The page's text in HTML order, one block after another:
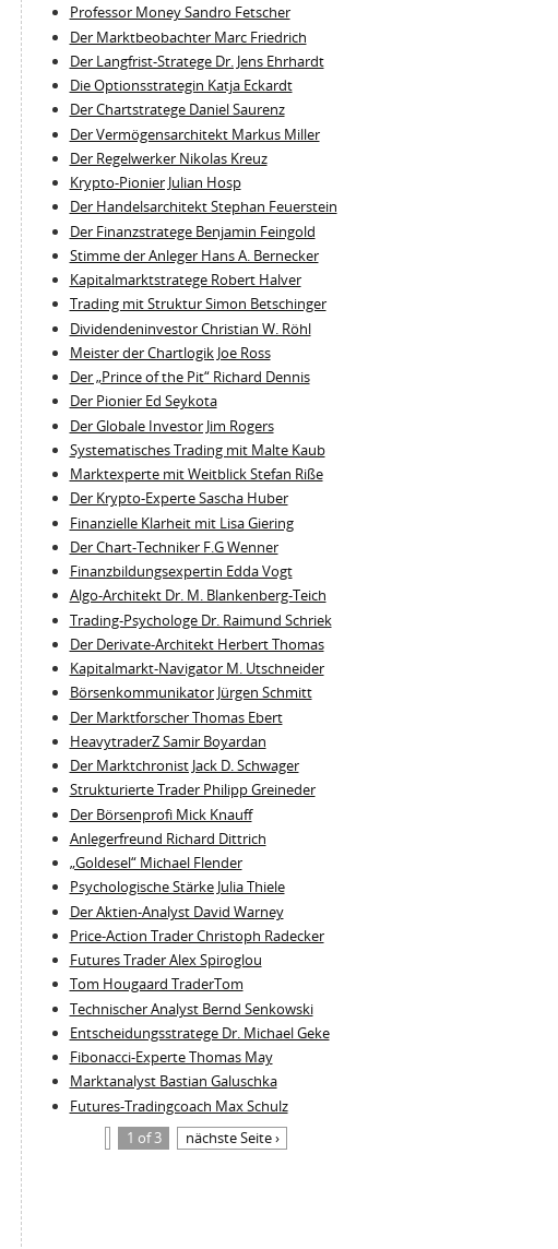
Professor Money Sandro Fetscher
Der Marktbeobachter Marc Friedrich
Der Langfrist-Stratege Dr. Jens Ehrhardt
Die Optionsstrategin Katja Eckardt
Der Chartstratege Daniel Saurenz
Der Vermögensarchitekt Markus Miller
Der Regelwerker Nikolas Kreuz
Krypto-Pionier Julian Hosp
Der Handelsarchitekt Stephan Feuerstein
Der Finanzstratege Benjamin Feingold
Stimme der Anleger Hans A. Bernecker
Kapitalmarktstratege Robert Halver
Trading mit Struktur Simon Betschinger
Dividendeninvestor Christian W. Röhl
Meister der Chartlogik Joe Ross
Der „Prince of the Pit“ Richard Dennis
Der Pionier Ed Seykota
Der Globale Investor Jim Rogers
Systematisches Trading mit Malte Kaub
Marktexperte mit Weitblick Stefan Riße
Der Krypto-Experte Sascha Huber
Finanzielle Klarheit mit Lisa Giering
Der Chart-Techniker F.G Wenner
Finanzbildungsexpertin Edda Vogt
Algo‑Architekt Dr. M. Blankenberg‑Teich
Trading-Psychologe Dr. Raimund Schriek
Der Derivate‑Architekt Herbert Thomas
Kapitalmarkt-Navigator M. Utschneider
Börsenkommunikator Jürgen Schmitt
Der Marktforscher Thomas Ebert
HeavytraderZ Samir Boyardan
Der Marktchronist Jack D. Schwager
Strukturierte Trader Philipp Greineder
Der Börsenprofi Mick Knauff
Anlegerfreund Richard Dittrich
„Goldesel“ Michael Flender
Psychologische Stärke Julia Thiele
Der Aktien-Analyst David Warney
Price-Action Trader Christoph Radecker
Futures Trader Alex Spiroglou
Tom Hougaard TraderTom
Technischer Analyst Bernd Senkowski
Entscheidungsstratege Dr. Michael Geke
Fibonacci-Experte Thomas May
Marktanalyst Bastian Galuschka
Futures-Tradingcoach Max Schulz
1 of 3
nächste Seite ›